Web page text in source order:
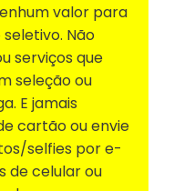
valor para
Não
serviços que
seleção ou
E jamais
cartão ou envie
selfies por e-
de celular ou